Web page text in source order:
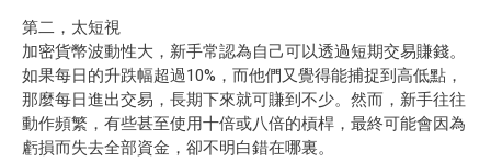
第二，太短視
加密貨幣波動性大，新手常認為自己可以透過短期交易賺錢。
如果每日的升跌幅超過10%，而他們又覺得能捕捉到高低點，
那麼每日進出交易，長期下來就可賺到不少。然而，新手往往
動作頻繁，有些甚至使用十倍或八倍的槓桿，最終可能會因為
虧損而失去全部資金，卻不明白錯在哪裏。